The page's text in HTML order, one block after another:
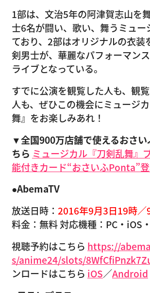
1部は、文治5年の阿津賀志山を
士6名が闘い、歌い、舞うミュー
ており、2部はオリジナルの衣装
剣男士が、華麗なパフォーマン
ライブとなっている。
すでに公演を観覧した人も、観
人も、ぜひこの機会にミュージ
舞』をお楽しみあれ！
▼全国900万店舗で使えるおさ
ちら ミュージカル『刀剣乱舞』
能付きカード“おさいふPonta”登
●AbemaTV
放送日時： 2016年9月3日19時
料金：無料 対応機種：PC・iOS
視聴予約はこちら https://
s/anime24/slots/
ンロードはこちら iOS／Android